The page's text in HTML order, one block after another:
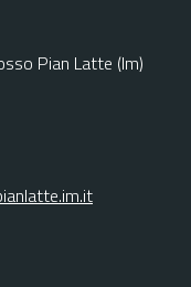
Pian Latte (Im)